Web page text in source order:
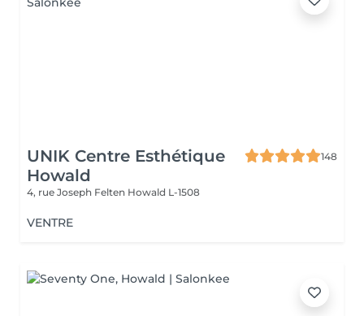
UNIK Centre Esthétique
Howald
148
4, rue Joseph Felten Howald L-1508
VENTRE